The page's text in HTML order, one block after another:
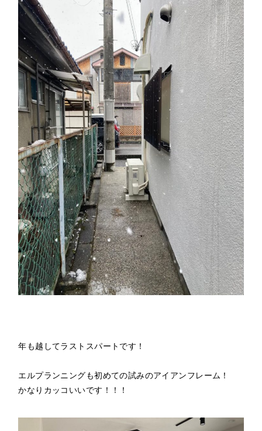
年も越してラストスパートです！
エルプランニングも初めての試みのアイアンフレーム！
かなりカッコいいです！！！